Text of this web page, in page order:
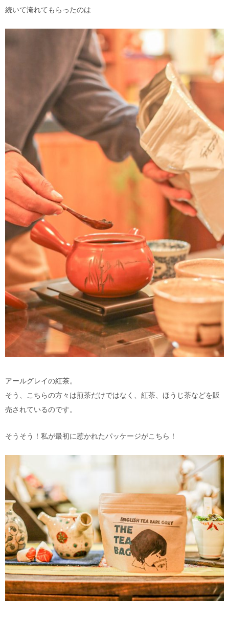
続いて淹れてもらったのは
アールグレイの紅茶。
そう、こちらの方々は煎茶だけではなく、紅茶、ほうじ茶などを販
売されているのです。
そうそう！私が最初に惹かれたパッケージがこちら！